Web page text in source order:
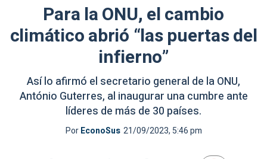
Para la ONU, el cambio
climático abrió “las puertas del
infierno”
Así lo afirmó el secretario general de la ONU,
António Guterres, al inaugurar una cumbre ante
líderes de más de 30 países.
PorEconoSus 21/09/2023, 5:46 pm